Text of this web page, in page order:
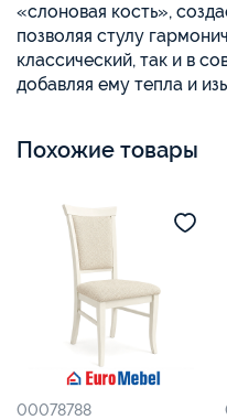
«слоновая кость»,
позволяя стулу
классический, так и в
добавляя ему тепла и
Похожие товары
00078788